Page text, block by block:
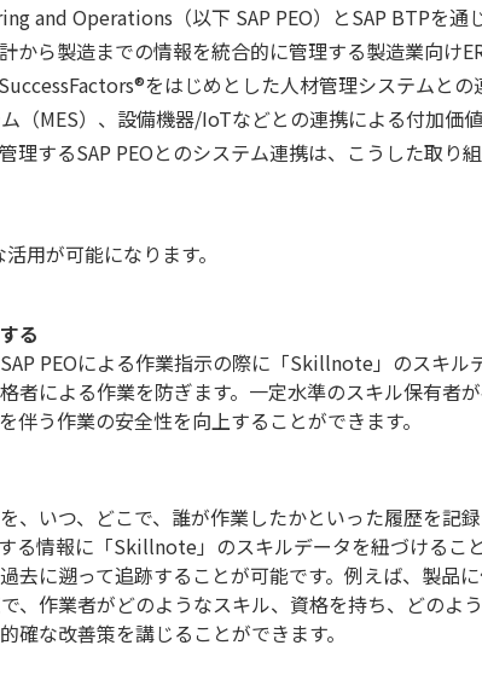
and Operations（以下 SAP PEO）とSAP BTPを通
から製造までの情報を統合的に管理する製造業向け
をはじめとした人材管理システムとの
（MES）、設備機器/IoTなどとの連携による付加価値
するSAP PEOとのシステム連携は、こうした取り組
用が可能になります。
る
PEOによる作業指示の際に「Skillnote」のスキル
者による作業を防ぎます。一定水準のスキル保有者
う作業の安全性を向上することができます。
、いつ、どこで、誰が作業したかといった履歴を記録
る情報に「Skillnote」のスキルデータを紐づけるこ
去に遡って追跡することが可能です。例えば、製品
、作業者がどのようなスキル、資格を持ち、どのよ
な改善策を講じることができます。